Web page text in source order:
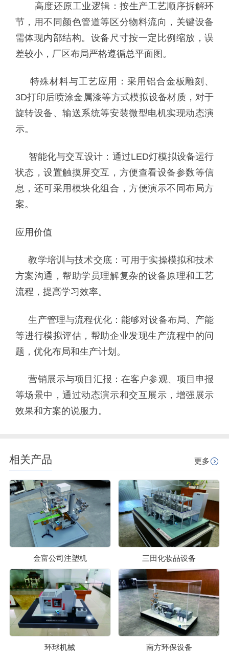
高度还原工业逻辑：按生产工艺顺序拆解环
节，用不同颜色管道等区分物料流向，关键设备
需体现内部结构。设备尺寸按一定比例缩放，误
差较小，厂区布局严格遵循总平面图。
特殊材料与工艺应用：采用铝合金板雕刻、
3D打印后喷涂金属漆等方式模拟设备材质，对于
旋转设备、输送系统等安装微型电机实现动态演
示。
智能化与交互设计：通过LED灯模拟设备运行
状态，设置触摸屏交互，方便查看设备参数等信
息，还可采用模块化组合，方便演示不同布局方
案。
应用价值
教学培训与技术交底：可用于实操模拟和技术
方案沟通，帮助学员理解复杂的设备原理和工艺
流程，提高学习效率。
生产管理与流程优化：能够对设备布局、产能
等进行模拟评估，帮助企业发现生产流程中的问
题，优化布局和生产计划。
营销展示与项目汇报：在客户参观、项目申报
等场景中，通过动态演示和交互展示，增强展示
效果和方案的说服力。
相关产品 更多
金富公司注塑机 三田化妆品设备
环球机械 南方环保设备